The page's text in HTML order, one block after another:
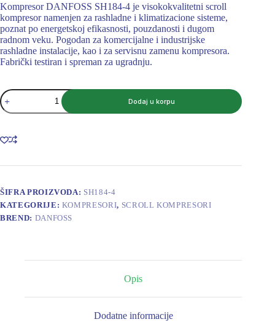
Kompresor DANFOSS SH184-4 je visokokvalitetni scroll
kompresor namenjen za rashladne i klimatizacione sisteme,
poznat po energetskoj efikasnosti, pouzdanosti i dugom
radnom veku. Pogodan za komercijalne i industrijske
rashladne instalacije, kao i za servisnu zamenu kompresora.
Fabrički testiran i spreman za ugradnju.
DANFOSS
SH184-
Dodaj u korpu
ŠIFRA PROIZVODA: SH184-4
KATEGORIJE: KOMPRESORI, SCROLL KOMPRESORI
BREND: DANFOSS
Opis
Dodatne informacije